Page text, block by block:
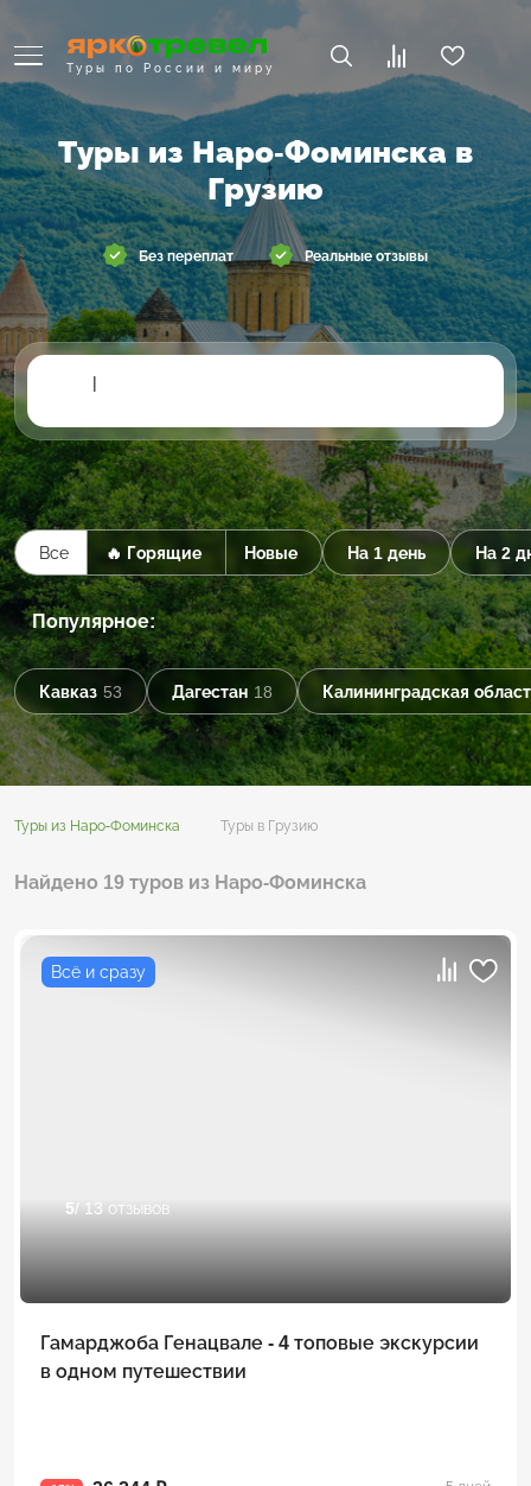
Туры по России и миру
Туры из Наро-Фоминска в
Грузию
Без переплат Реальные отзывы
|
Все 🔥 Горящие Новые На 1 день На 2
Популярное:
Кавказ 53 Дагестан 18 Калининградская
Туры из Наро-Фоминска Туры в Грузию
Найдено 19 туров из Наро-Фоминска
Всё и сразу
5/ 13 отзывов
Гамарджоба Генацвале - 4 топовые экскурсии
в одном путешествии